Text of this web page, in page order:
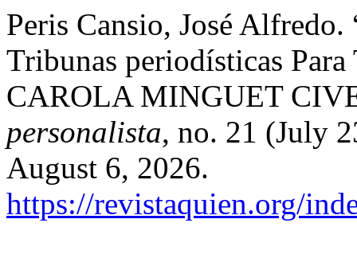
Peris Cansio, José
Tribunas periodísticas
CAROLA MINGUET
personalista, no. 21 (July
August 6, 2026.
https://revistaquien.org/